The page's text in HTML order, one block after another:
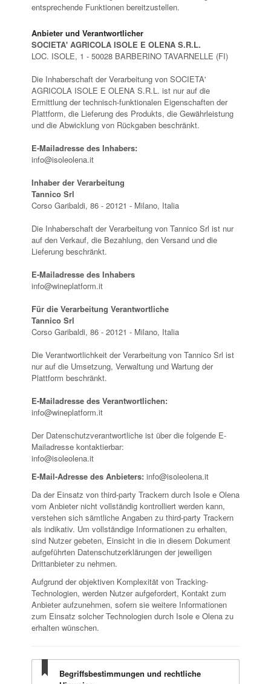
entsprechende Funktionen bereitzustellen.
Anbieter und Verantwortlicher
SOCIETA' AGRICOLA ISOLE E OLENA S.R.L.
LOC. ISOLE, 1 - 50028 BARBERINO TAVARNELLE (FI)
Die Inhaberschaft der Verarbeitung von SOCIETA'
AGRICOLA ISOLE E OLENA S.R.L. ist nur auf die
Ermittlung der technisch-funktionalen Eigenschaften der
Plattform, die Lieferung des Produkts, die Gewährleistung
und die Abwicklung von Rückgaben beschränkt.
E-Mailadresse des Inhabers:
info@isoleolena.it
Inhaber der Verarbeitung
Tannico Srl
Corso Garibaldi, 86 - 20121 - Milano, Italia
Die Inhaberschaft der Verarbeitung von Tannico Srl ist nur
auf den Verkauf, die Bezahlung, den Versand und die
Lieferung beschränkt.
E-Mailadresse des Inhabers
info@wineplatform.it
Für die Verarbeitung Verantwortliche
Tannico Srl
Corso Garibaldi, 86 - 20121 - Milano, Italia
Die Verantwortlichkeit der Verarbeitung von Tannico Srl ist
nur auf die Umsetzung, Verwaltung und Wartung der
Plattform beschränkt.
E-Mailadresse des Verantwortlichen:
info@wineplatform.it
Der Datenschutzverantwortliche ist über die folgende E-
Mailadresse kontaktierbar:
info@isoleolena.it
E-Mail-Adresse des Anbieters: info@isoleolena.it
Da der Einsatz von third-party Trackern durch Isole e Olena
vom Anbieter nicht vollständig kontrolliert werden kann,
verstehen sich sämtliche Angaben zu third-party Trackern
als indikativ. Um vollständige Informationen zu erhalten,
sind Nutzer gebeten, Einsicht in die in diesem Dokument
aufgeführten Datenschutzerklärungen der jeweiligen
Drittanbieter zu nehmen.
Aufgrund der objektiven Komplexität von Tracking-
Technologien, werden Nutzer aufgefordert, Kontakt zum
Anbieter aufzunehmen, sofern sie weitere Informationen
zum Einsatz solcher Technologien durch Isole e Olena zu
erhalten wünschen.
Begriffsbestimmungen und rechtliche